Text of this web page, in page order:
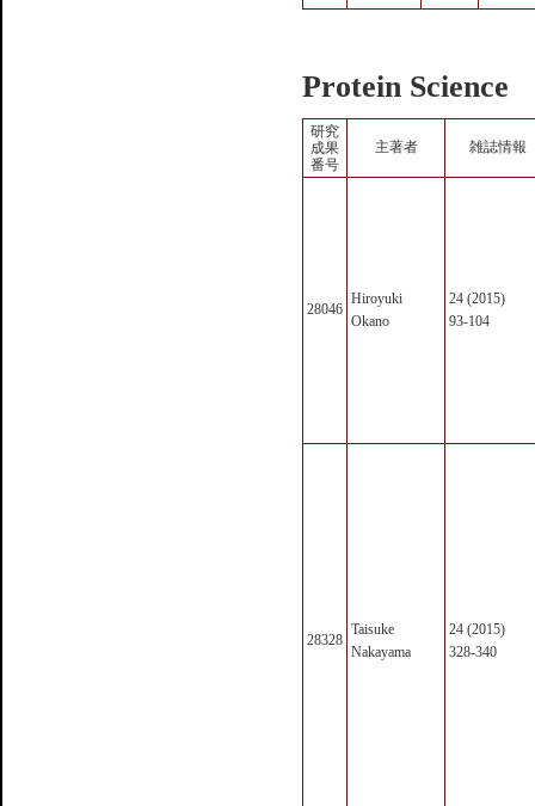
Protein Science
研究
成果
番号
主著者 雑誌情報
28046
Hiroyuki
Okano
24 (2015)
93-104
28328
Taisuke
Nakayama
24 (2015)
328-340